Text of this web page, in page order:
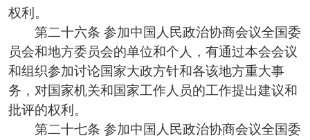
权利。
第二十六条 参加中国人民政治协商会议全国委
员会和地方委员会的单位和个人，有通过本会会议
和组织参加讨论国家大政方针和各该地方重大事
务，对国家机关和国家工作人员的工作提出建议和
批评的权利。
第二十七条 参加中国人民政治协商会议全国委